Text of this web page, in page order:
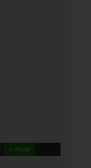
✓ Allow